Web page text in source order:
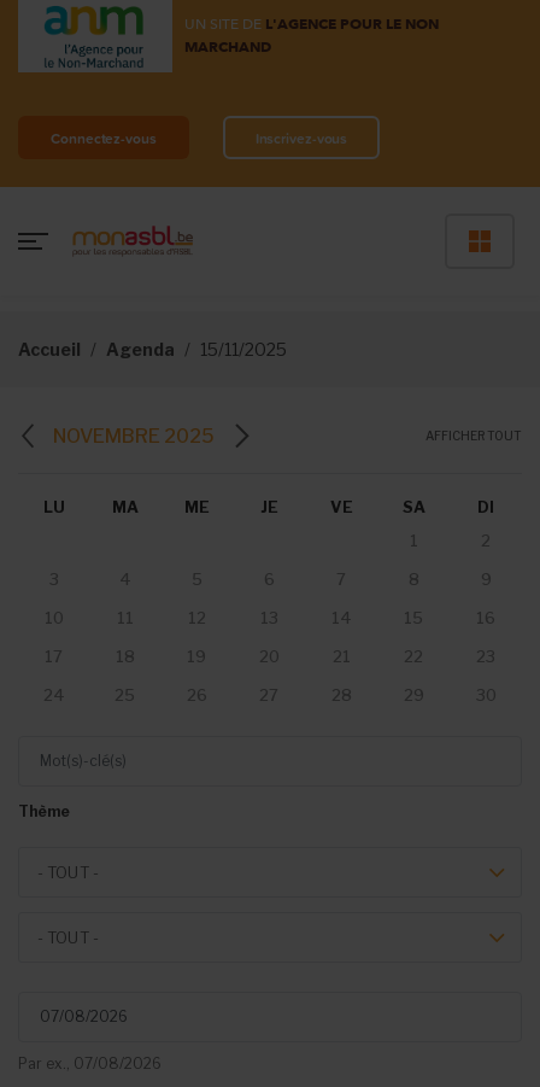
UN SITE DE L'AGENCE POUR LE NON
MARCHAND
Connectez-vous Inscrivez-vous
Accueil Agenda 15/11/2025
NOVEMBRE 2025
LU MA ME JE VE SA
DI
1
2
3
4 5 6 7 8
9
10
11 12 13 14 15
16
17
18 19 20 21 22
23
24
25 26 27 28 29 30
AFFICHER TOUT
Thème
- TOUT -
- TOUT -
Par ex., 07/08/2026